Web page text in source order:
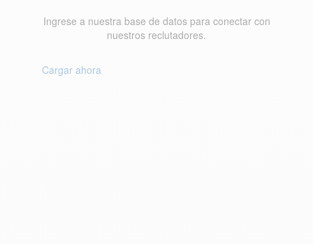
Ingrese a nuestra base de datos para conectar con
nuestros reclutadores.
Cargar ahora